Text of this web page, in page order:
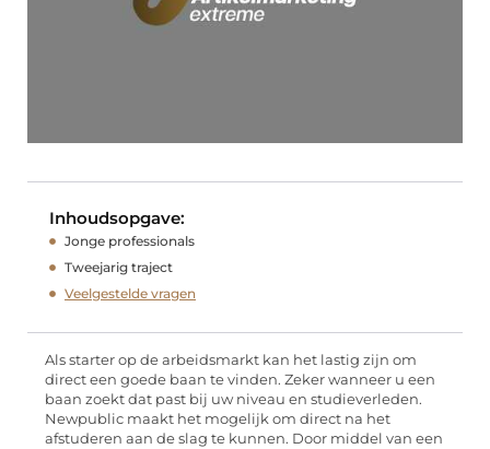
Inhoudsopgave:
Jonge professionals
Tweejarig traject
Veelgestelde vragen
Als starter op de arbeidsmarkt kan het lastig zijn om
direct een goede baan te vinden. Zeker wanneer u een
baan zoekt dat past bij uw niveau en studieverleden.
Newpublic maakt het mogelijk om direct na het
afstuderen aan de slag te kunnen. Door middel van een